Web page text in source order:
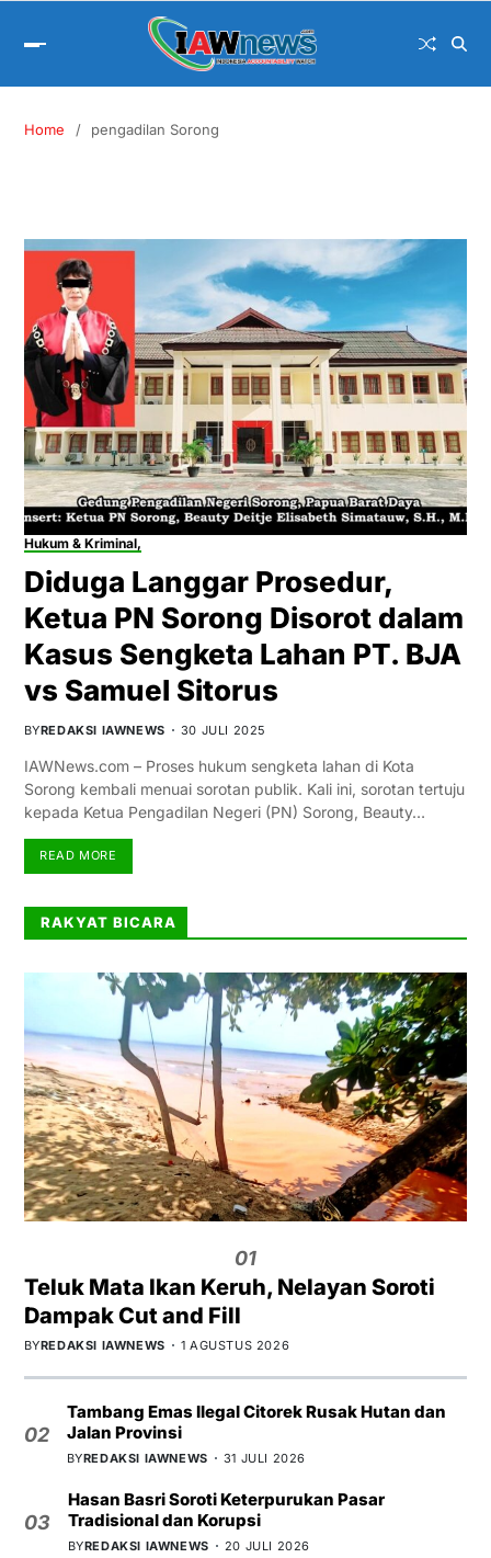
Home pengadilan Sorong
Hukum & Kriminal,
Diduga Langgar Prosedur,
Ketua PN Sorong Disorot dalam
Kasus Sengketa Lahan PT. BJA
vs Samuel Sitorus
BYREDAKSI IAWNEWS 30 JULI 2025
IAWNews.com – Proses hukum sengketa lahan di Kota
Sorong kembali menuai sorotan publik. Kali ini, sorotan tertuju
kepada Ketua Pengadilan Negeri (PN) Sorong, Beauty…
READ MORE
RAKYAT BICARA
01
Teluk Mata Ikan Keruh, Nelayan Soroti
Dampak Cut and Fill
BYREDAKSI IAWNEWS 1 AGUSTUS 2026
02
Tambang Emas Ilegal Citorek Rusak Hutan dan
Jalan Provinsi
BYREDAKSI IAWNEWS 31 JULI 2026
03
Hasan Basri Soroti Keterpurukan Pasar
Tradisional dan Korupsi
BYREDAKSI IAWNEWS 20 JULI 2026